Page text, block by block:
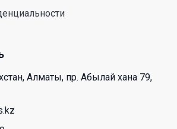
открывает форум
выйдут в эфире
телеканалов
Алматы, пр. Абылай хана 79,